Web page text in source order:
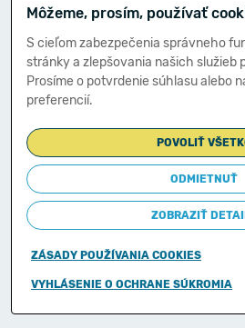
Môžeme, prosím, používať
S cieľom zabezpečenia správneho
stránky a zlepšovania našich služieb
Prosíme o potvrdenie súhlasu alebo
preferencií.
POVOLIŤ
ODMIETNUŤ
ZOBRAZIŤ
ZÁSADY POUŽÍVANIA COOKIES
VYHLÁSENIE O OCHRANE SÚKROMIA
Copyright © 2011-